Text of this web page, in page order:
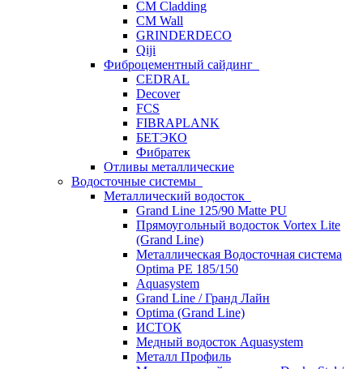
CM Cladding
CM Wall
GRINDERDECO
Qiji
Фиброцементный сайдинг
CEDRAL
Decover
FCS
FIBRAPLANK
БЕТЭКО
Фибратек
Отливы металлические
Водосточные системы
Металлический водосток
Grand Line 125/90 Matte PU
Прямоугольный водосток Vortex Lite
(Grand Line)
Металлическая Водосточная система
Optima PE 185/150
Aquasystem
Grand Line / Гранд Лайн
Optima (Grand Line)
ИСТОК
Медный водосток Aquasystem
Металл Профиль